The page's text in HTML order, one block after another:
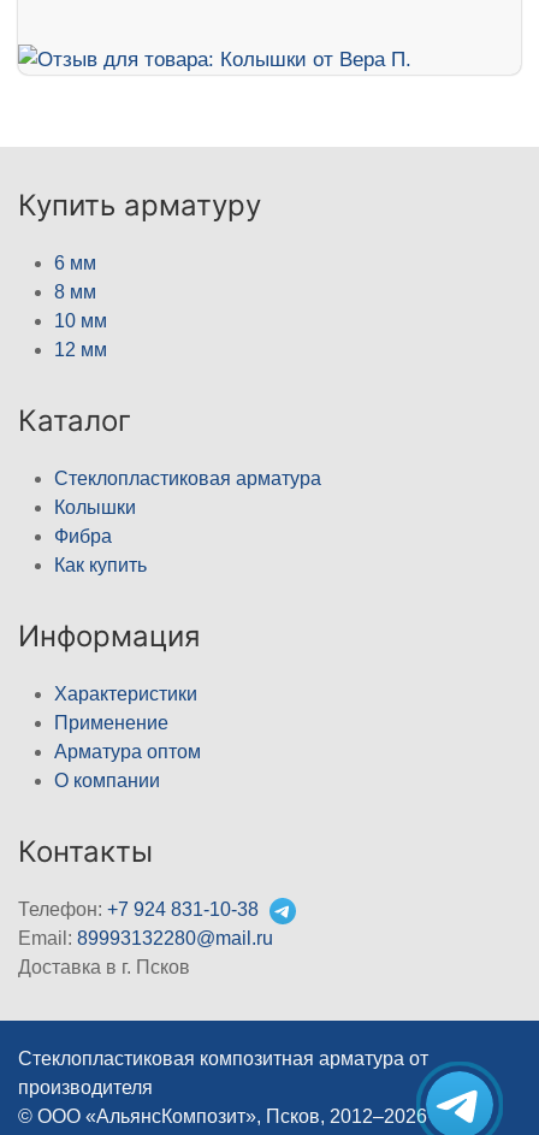
Купить арматуру
6 мм
8 мм
10 мм
12 мм
Каталог
Стеклопластиковая арматура
Колышки
Фибра
Как купить
Информация
Характеристики
Применение
Арматура оптом
О компании
Контакты
Телефон: +7 924 831-10-38
Email: 89993132280@mail.ru
Доставка в г. Псков
Стеклопластиковая композитная арматура от
производителя
© ООО «АльянсКомпозит», Псков, 2012–2026
|